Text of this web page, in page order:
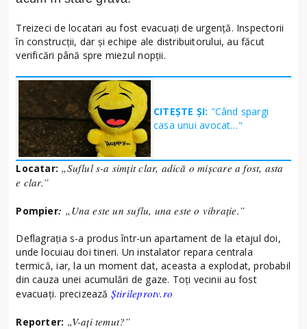
Treizeci de locatari au fost evacuați de urgență. Inspectorii
în construcții, dar și echipe ale distribuitorului, au făcut
verificări până spre miezul nopții.
CITEȘTE ȘI: "Când spargi
casa unui avocat…"
Locatar: „Suflul s-a simțit clar, adică o mișcare a fost, asta
e clar.”
Pompier: „Una este un suflu, una este o vibrație.”
Deflagrația s-a produs într-un apartament de la etajul doi,
unde locuiau doi tineri. Un instalator repara centrala
termică, iar, la un moment dat, aceasta a explodat, probabil
din cauza unei acumulări de gaze. Toți vecinii au fost
evacuați. precizează Știrileprotv.ro
Reporter: „V-ați temut?”